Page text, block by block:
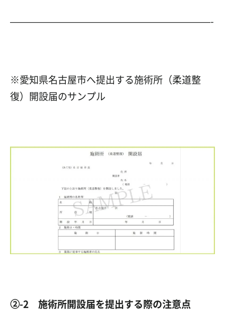
—————————————————————-
※愛知県名古屋市へ提出する施術所（柔道整
復）開設届のサンプル
②-2 施術所開設届を提出する際の注意点